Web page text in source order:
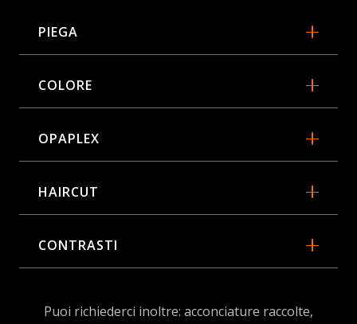
PIEGA
COLORE
OPAPLEX
HAIRCUT
CONTRASTI
Puoi richiederci inoltre: acconciature raccolte,